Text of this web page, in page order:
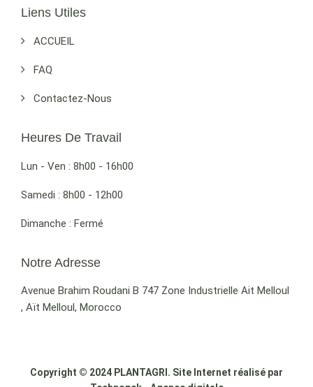
Liens Utiles
ACCUEIL
FAQ
Contactez-Nous
Heures De Travail
Lun - Ven : 8h00 - 16h00
Samedi : 8h00 - 12h00
Dimanche : Fermé
Notre Adresse
Avenue Brahim Roudani B 747 Zone Industrielle Ait Melloul
, Aït Melloul, Morocco
Copyright © 2024 PLANTAGRI. Site Internet réalisé par